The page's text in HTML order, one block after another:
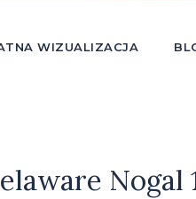
WIZUALIZACJA
Nogal